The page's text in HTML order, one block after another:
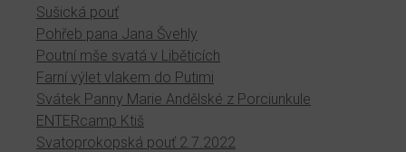
Sušická pouť
Pohřeb pana Jana Švehly
Poutní mše svatá v Liběticích
Farní výlet vlakem do Putimi
Svátek Panny Marie Andělské z Porciunkule
ENTERcamp Ktiš
Svatoprokopská pouť 2.7.2022